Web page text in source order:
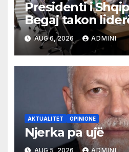
Presidenti i
Begaj takon
shqiptare në
AUG 6, 2026 ADMINI
AKTUALITET OPINIONE
Njerka pa ujë
AUG 5, 2026 ADMINI